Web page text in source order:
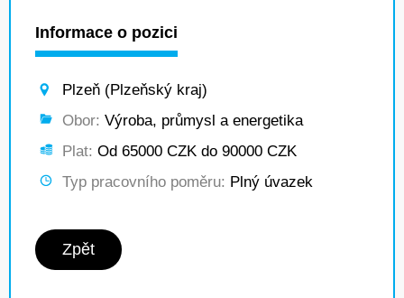
Informace o pozici
Plzeň (Plzeňský kraj)
Obor: Výroba, průmysl a energetika
Plat: Od 65000 CZK do 90000 CZK
Typ pracovního poměru: Plný úvazek
Zpět